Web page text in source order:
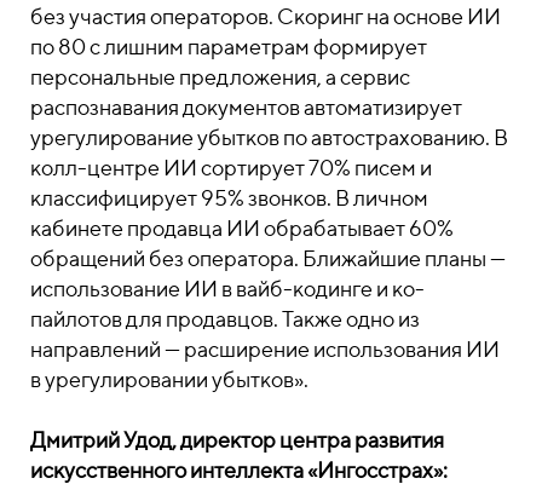
без участия операторов. Скоринг на основе ИИ
по 80 с лишним параметрам формирует
персональные предложения, а сервис
распознавания документов автоматизирует
урегулирование убытков по автострахованию. В
колл-центре ИИ сортирует 70% писем и
классифицирует 95% звонков. В личном
кабинете продавца ИИ обрабатывает 60%
обращений без оператора. Ближайшие планы —
использование ИИ в вайб-кодинге и ко-
пайлотов для продавцов. Также одно из
направлений — расширение использования ИИ
в урегулировании убытков».
Дмитрий Удод, директор центра развития
искусственного интеллекта «Ингосстрах»: